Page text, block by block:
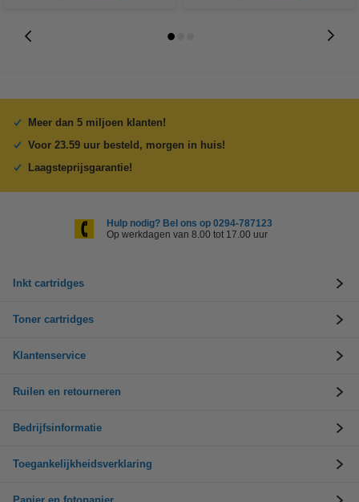
Meer dan 5 miljoen klanten!
Voor 23.59 uur besteld, morgen in huis!
Laagsteprijsgarantie!
Hulp nodig? Bel ons op 0294-787123
Op werkdagen van 8.00 tot 17.00 uur
Inkt cartridges
Toner cartridges
Klantenservice
Ruilen en retourneren
Bedrijfsinformatie
Toegankelijkheidsverklaring